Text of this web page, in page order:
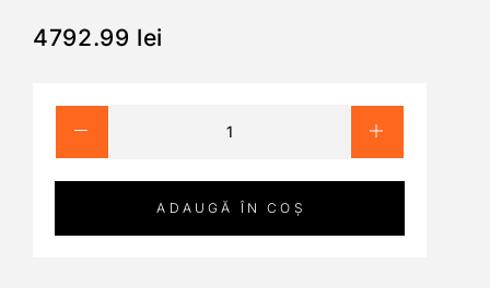
4792.99 lei
ADAUGĂ ÎN COȘ